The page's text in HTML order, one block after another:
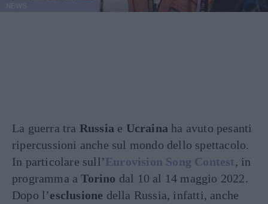
La guerra tra Russia e Ucraina ha avuto pesanti
ripercussioni anche sul mondo dello spettacolo.
In particolare sull’Eurovision Song Contest, in
programma aTorino dal 10 al 14 maggio 2022.
Dopo l’esclusione della Russia, infatti, anche